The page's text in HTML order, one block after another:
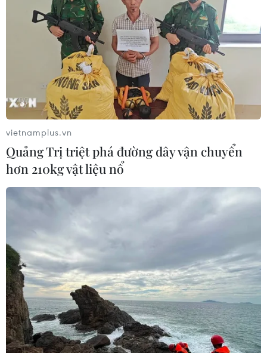
vietnamplus.vn
Quảng Trị triệt phá đường dây vận chuyển
hơn 210kg vật liệu nổ